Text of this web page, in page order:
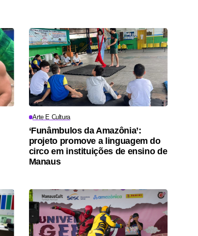
Arte E Cultura
‘Funâmbulos da Amazônia’:
projeto promove a linguagem do
circo em instituições de ensino de
Manaus